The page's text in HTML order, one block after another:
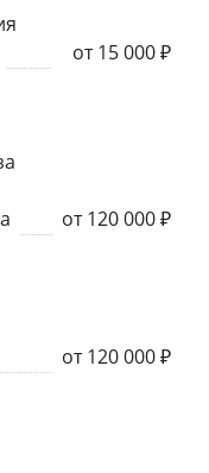
от 15 000 ₽
от 120 000 ₽
от 120 000 ₽